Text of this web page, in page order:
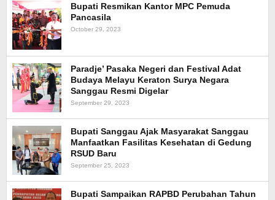
Bupati Resmikan Kantor MPC Pemuda
Pancasila
October 29, 2023
Paradje’ Pasaka Negeri dan Festival Adat
Budaya Melayu Keraton Surya Negara
Sanggau Resmi Digelar
September 29, 2023
Bupati Sanggau Ajak Masyarakat Sanggau
Manfaatkan Fasilitas Kesehatan di Gedung
RSUD Baru
September 25, 2023
Bupati Sampaikan RAPBD Perubahan Tahun